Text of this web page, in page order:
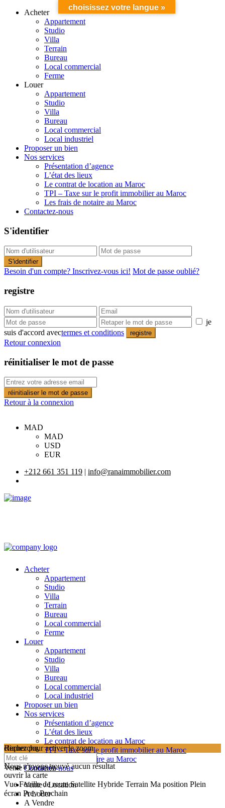
Acheter
Appartement
Studio
Villa
Terrain
Bureau
Local commercial
Ferme
Louer
Appartement
Studio
Villa
Bureau
Local commercial
Local industriel
Proposer un bien
Nos services
Présentation d’agence
L’état des lieux
Le contrat de location au Maroc
TPI – Taxe sur le profit immobilier au Maroc
Les frais de notaire au Maroc
Contactez-nous
S'identifier
S'identifier
Besoin d'un compte? Inscrivez-vous ici! Mot de passe oublié?
registre
je
suis d'accord avectermes et conditions registre
Retour connexion
réinitialiser le mot de passe
réinitialiser le mot de passe
Retour à la connexion
MAD
MAD
USD
EUR
+212 661 351 119 | info@ranaimmobilier.com
Acheter
Appartement
Studio
Villa
Terrain
Bureau
Local commercial
Ferme
Louer
Appartement
Studio
Villa
Bureau
Local commercial
Local industriel
Proposer un bien
Nos services
Présentation d’agence
L’état des lieux
Le contrat de location au Maroc
TPI – Taxe sur le profit immobilier au Maroc
Les frais de notaire au Maroc
Contactez-nous
cliquez pour activer le zoom
searching...
Nous n'avons trouvé aucun résultat
ouvrir la carte
Vue Feuille de route Satellite Hybride Terrain Ma position Plein
écran Prev Prochain
Recherche
Vente / Location
Vente / Location
A Louer
A Vendre
choisissez votre langue »